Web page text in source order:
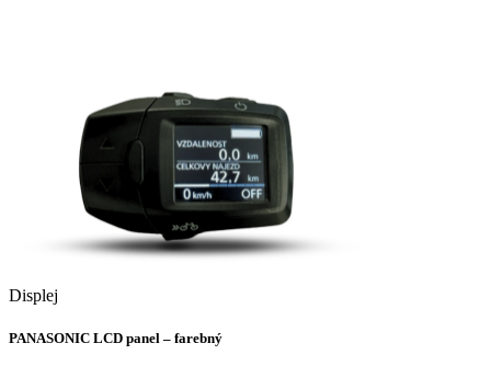
Displej
PANASONIC LCD panel – farebný